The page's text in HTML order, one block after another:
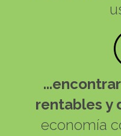
rentables y
economía